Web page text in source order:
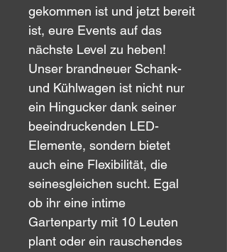
gekommen ist und jetzt bereit
ist, eure Events auf das
nächste Level zu heben!
Unser brandneuer Schank-
und Kühlwagen ist nicht nur
ein Hingucker dank seiner
beeindruckenden LED-
Elemente, sondern bietet
auch eine Flexibilität, die
seinesgleichen sucht. Egal
ob ihr eine intime
Gartenparty mit 10 Leuten
plant oder ein rauschendes